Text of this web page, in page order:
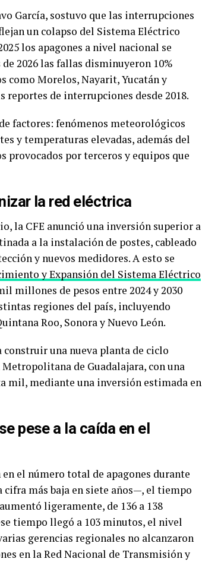
García, sostuvo que las interrupciones
un colapso del Sistema Eléctrico
los apagones a nivel nacional se
2026 las fallas disminuyeron 10%
como Morelos, Nayarit, Yucatán y
de interrupciones desde 2018.
factores: fenómenos meteorológicos
y temperaturas elevadas, además del
provocados por terceros y equipos que
la red eléctrica
la CFE anunció una inversión superior a
a la instalación de postes, cableado
y nuevos medidores. A esto se
y Expansión del Sistema Eléctrico
millones de pesos entre 2024 y 2030
regiones del país, incluyendo
Roo, Sonora y Nuevo León.
una nueva planta de ciclo
de Guadalajara, con una
mil, mediante una inversión estimada en
pese a la caída en el
el número total de apagones durante
más baja en siete años—, el tiempo
ligeramente, de 136 a 138
tiempo llegó a 103 minutos, el nivel
gerencias regionales no alcanzaron
en la Red Nacional de Transmisión y